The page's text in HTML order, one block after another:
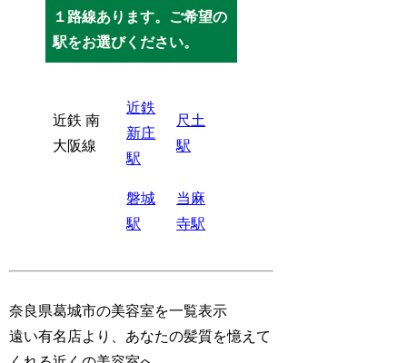
１路線あります。ご希望の
駅をお選びください。
近鉄 南
大阪線
近鉄
新庄
駅
尺土
駅
磐城
駅
当麻
寺駅
奈良県葛城市の美容室を一覧表示
遠い有名店より、あなたの髪質を憶えて